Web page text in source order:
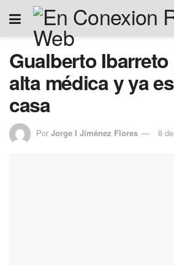
Gualberto
alta médica y ya
casa
Por Jorge I Jiménez Flores 8